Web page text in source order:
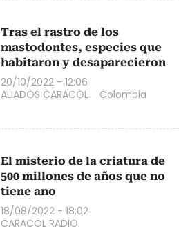
Tras el rastro de los
mastodontes, especies que
habitaron y desaparecieron
20/10/2022 - 12:06
ALIADOS CARACOL
Colombia
El misterio de la criatura de
500 millones de años que no
tiene ano
18/08/2022 - 18:02
CARACOL RADIO